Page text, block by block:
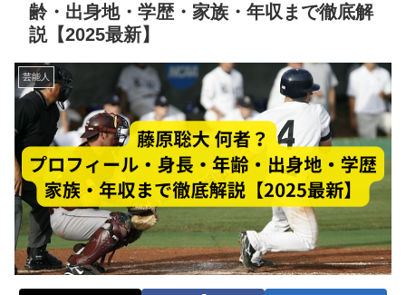
齢・出身地・学歴・家族・年収まで徹底解
説【2025最新】
芸能人